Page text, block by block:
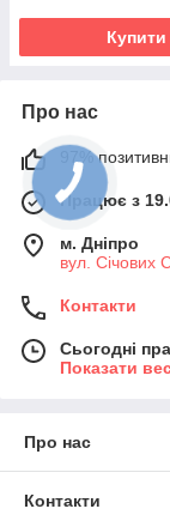
Купити
Про нас
97%
Працює з
м. Дніпро
вул. Січових
Контакти
Сьогодні
Показати
Про нас
Контакти